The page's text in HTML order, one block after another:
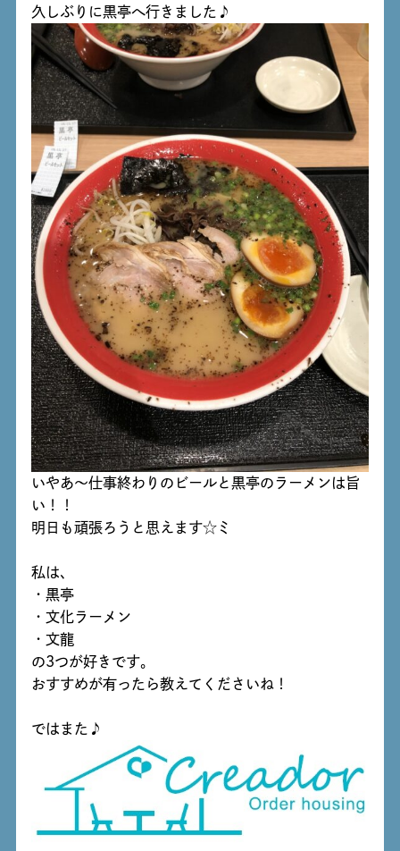
久しぶりに黒亭へ行きました♪
いやあ～仕事終わりのビールと黒亭のラーメンは旨
い！！
明日も頑張ろうと思えます☆ミ
私は、
・黒亭
・文化ラーメン
・文龍
の3つが好きです。
おすすめが有ったら教えてくださいね！
ではまた♪